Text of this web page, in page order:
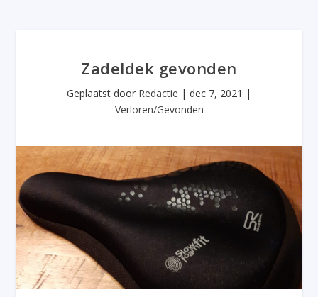
Zadeldek gevonden
Geplaatst door Redactie | dec 7, 2021 |
Verloren/Gevonden